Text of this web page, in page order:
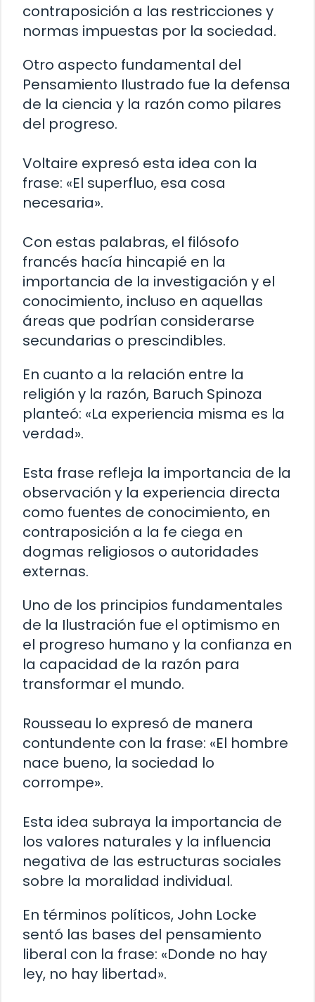
contraposición a las restricciones y
normas impuestas por la sociedad.
Otro aspecto fundamental del
Pensamiento Ilustrado fue la defensa
de la ciencia y la razón como pilares
del progreso.
Voltaire expresó esta idea con la
frase: «El superfluo, esa cosa
necesaria».
Con estas palabras, el filósofo
francés hacía hincapié en la
importancia de la investigación y el
conocimiento, incluso en aquellas
áreas que podrían considerarse
secundarias o prescindibles.
En cuanto a la relación entre la
religión y la razón, Baruch Spinoza
planteó: «La experiencia misma es la
verdad».
Esta frase refleja la importancia de la
observación y la experiencia directa
como fuentes de conocimiento, en
contraposición a la fe ciega en
dogmas religiosos o autoridades
externas.
Uno de los principios fundamentales
de la Ilustración fue el optimismo en
el progreso humano y la confianza en
la capacidad de la razón para
transformar el mundo.
Rousseau lo expresó de manera
contundente con la frase: «El hombre
nace bueno, la sociedad lo
corrompe».
Esta idea subraya la importancia de
los valores naturales y la influencia
negativa de las estructuras sociales
sobre la moralidad individual.
En términos políticos, John Locke
sentó las bases del pensamiento
liberal con la frase: «Donde no hay
ley, no hay libertad».